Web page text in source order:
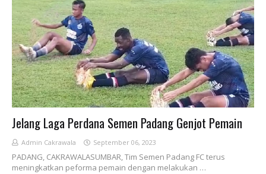
Jelang Laga Perdana Semen Padang Genjot Pemain
Admin Cakrawala September 06, 2023
PADANG, CAKRAWALASUMBAR, Tim Semen Padang FC terus
meningkatkan peforma pemain dengan melakukan …